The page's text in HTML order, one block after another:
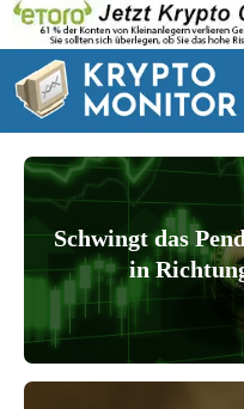
Zum
Inhalt
springen
Schwingt das
in